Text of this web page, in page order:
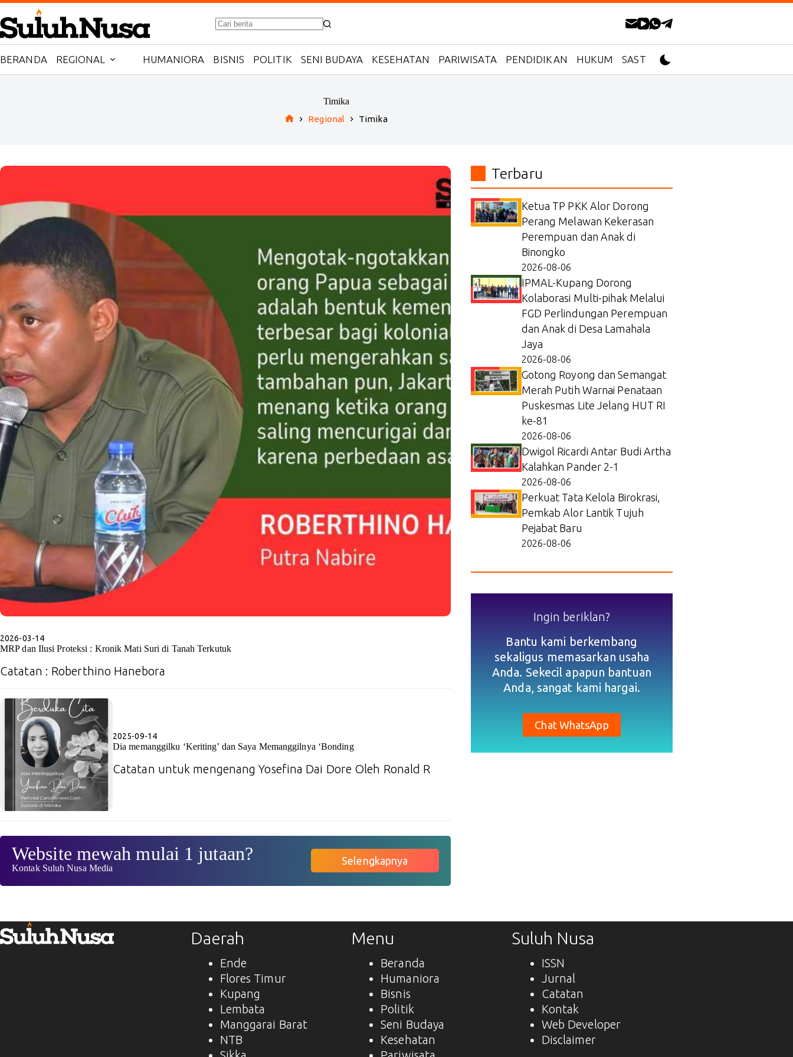
Skip
to
content
No
BERANDA REGIONAL HUMANIORA BISNIS POLITIK SENI BUDAYA KESEHATAN PARIWISATA PENDIDIKAN HUKUM SASTRA
Timika
Regional Timika
2026-03-14
MRP dan Ilusi Proteksi : Kronik Mati Suri di Tanah Terkutuk
Catatan : Roberthino Hanebora
2025-09-14
Dia memanggilku ‘Keriting’ dan Saya Memanggilnya ‘Bonding
Catatan untuk mengenang Yosefina Dai Dore Oleh Ronald R
Website mewah mulai 1 jutaan?
Kontak Suluh Nusa Media
Selengkapnya
Terbaru
Ketua TP PKK Alor Dorong
Perang Melawan Kekerasan
Perempuan dan Anak di
Binongko
2026-08-06
IPMAL-Kupang Dorong
Kolaborasi Multi-pihak Melalui
FGD Perlindungan Perempuan
dan Anak di Desa Lamahala
Jaya
2026-08-06
Gotong Royong dan Semangat
Merah Putih Warnai Penataan
Puskesmas Lite Jelang HUT RI
ke-81
2026-08-06
Dwigol Ricardi Antar Budi Artha
Kalahkan Pander 2-1
2026-08-06
Perkuat Tata Kelola Birokrasi,
Pemkab Alor Lantik Tujuh
Pejabat Baru
2026-08-06
Ingin beriklan?
Bantu kami berkembang
sekaligus memasarkan usaha
Anda. Sekecil apapun bantuan
Anda, sangat kami hargai.
Chat WhatsApp
Daerah
Ende
Flores Timur
Kupang
Lembata
Manggarai Barat
NTB
Menu
Beranda
Humaniora
Bisnis
Politik
Seni Budaya
Kesehatan
Suluh Nusa
ISSN
Jurnal
Catatan
Kontak
Web Developer
Disclaimer